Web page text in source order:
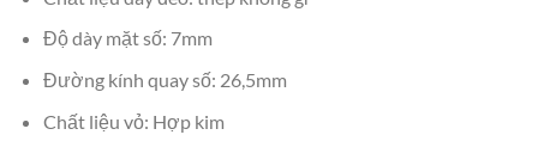
Độ dày mặt số: 7mm
Đường kính quay số: 26,5mm
Chất liệu vỏ: Hợp kim